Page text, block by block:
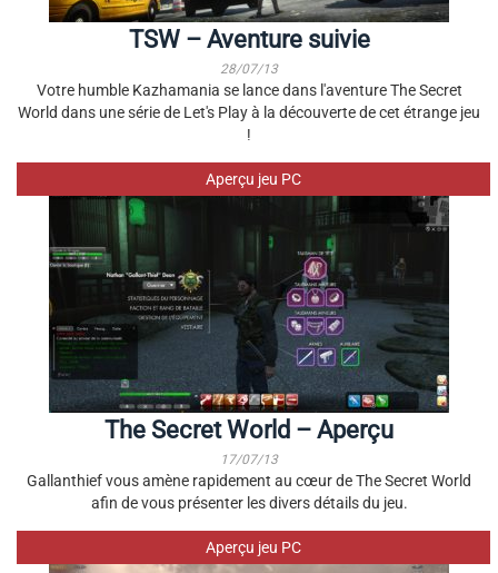
TSW – Aventure suivie
28/07/13
Votre humble Kazhamania se lance dans l'aventure The Secret
World dans une série de Let's Play à la découverte de cet étrange jeu
!
Aperçu jeu PC
The Secret World – Aperçu
17/07/13
Gallanthief vous amène rapidement au cœur de The Secret World
afin de vous présenter les divers détails du jeu.
Aperçu jeu PC